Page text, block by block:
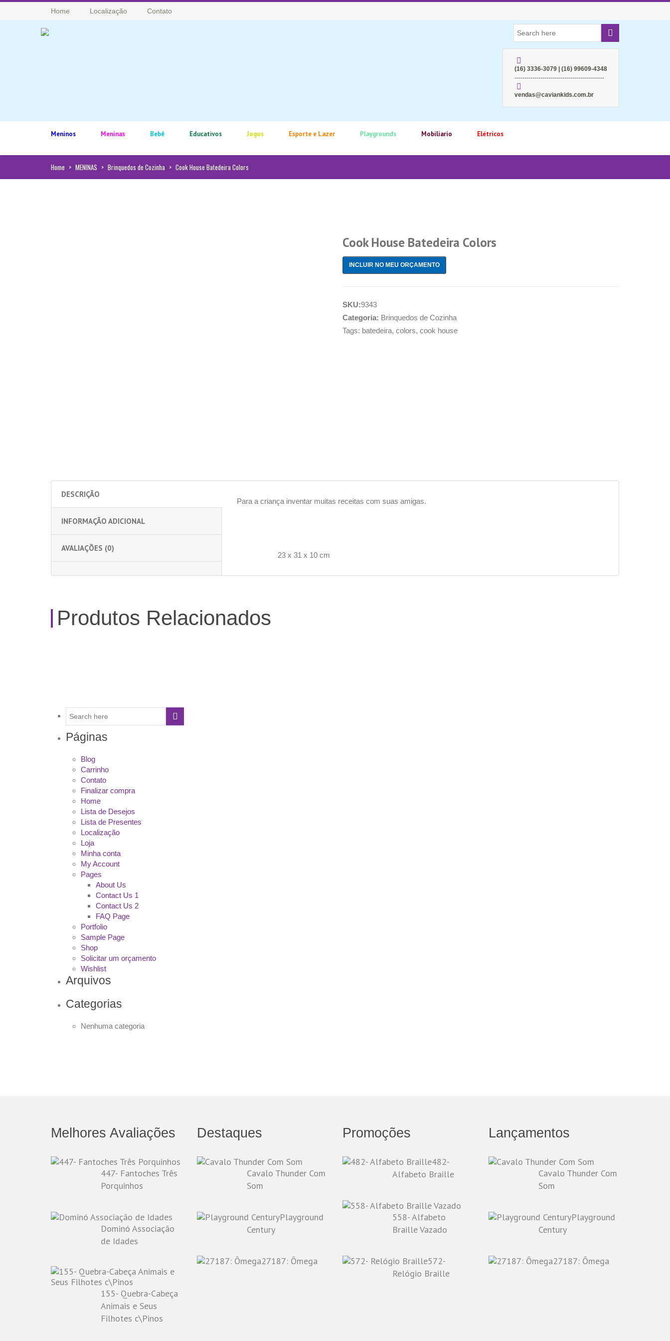
Home Localização Contato
(16) 3336-3079 | (16) 99609-4348
---------------------------------------------
vendas@caviankids.com.br
Meninos Meninas Bebê Educativos Jogos Esporte e Lazer Playgrounds Mobiliario Elétricos
Home > MENINAS > Brinquedos de Cozinha > Cook House Batedeira Colors
Cook House Batedeira Colors
INCLUIR NO MEU ORÇAMENTO
SKU:9343
Categoria: Brinquedos de Cozinha
Tags: batedeira, colors, cook house
DESCRIÇÃO
INFORMAÇÃO ADICIONAL
AVALIAÇÕES (0)
Para a criança inventar muitas receitas com suas amigas.
23 x 31 x 10 cm
Produtos Relacionados
Páginas
Blog
Carrinho
Contato
Finalizar compra
Home
Lista de Desejos
Lista de Presentes
Localização
Loja
Minha conta
My Account
Pages
About Us
Contact Us 1
Contact Us 2
FAQ Page
Portfolio
Sample Page
Shop
Solicitar um orçamento
Wishlist
Arquivos
Categorias
Nenhuma categoria
Melhores Avaliações
447- Fantoches Três
Porquinhos
Dominó Associação
de Idades
155- Quebra-Cabeça
Animais e Seus
Filhotes c\Pinos
Destaques
Cavalo Thunder Com
Som
Playground
Century
27187: Ômega
Promoções
482-
Alfabeto Braille
558- Alfabeto
Braille Vazado
572-
Relógio Braille
Lançamentos
Cavalo Thunder Com
Som
Playground
Century
27187: Ômega